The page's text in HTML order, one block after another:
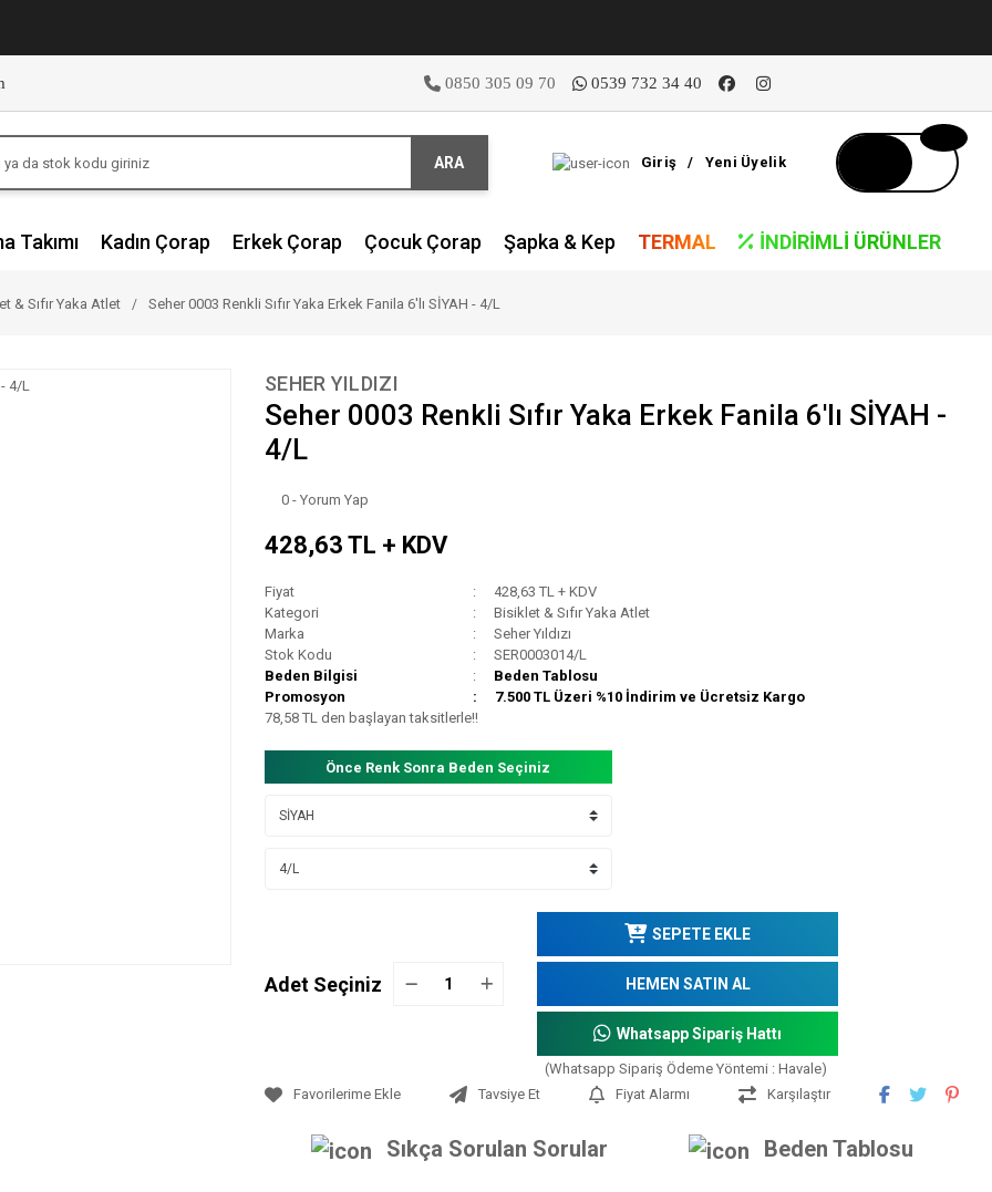
0850 305 09 70 0539 732 34 40
ARA Giriş / Yeni Üyelik
Takımı Kadın Çorap Erkek Çorap Çocuk Çorap Şapka & Kep TERMAL İNDIRIMLI ÜRÜNLER
& Sıfır Yaka Atlet Seher 0003 Renkli Sıfır Yaka Erkek Fanila 6'lı SİYAH - 4/L
SEHER YILDIZI
Seher 0003 Renkli Sıfır Yaka Erkek Fanila 6'lı SİYAH -
4/L
0 - Yorum Yap
428,63 TL + KDV
Fiyat
428,63 TL + KDV
Kategori
Bisiklet & Sıfır Yaka Atlet
Marka
Seher Yıldızı
Stok Kodu
SER0003014/L
Beden Bilgisi
Beden Tablosu
Promosyon
7.500 TL Üzeri %10 İndirim ve Ücretsiz Kargo
78,58 TL den başlayan taksitlerle!!
Önce Renk Sonra Beden Seçiniz
Adet Seçiniz
SEPETE EKLE
HEMEN SATIN AL
Whatsapp Sipariş Hattı
(Whatsapp Sipariş Ödeme Yöntemi : Havale)
Tavsiye Et
Fiyat Alarmı Karşılaştır
Sıkça Sorulan Sorular Beden Tablosu